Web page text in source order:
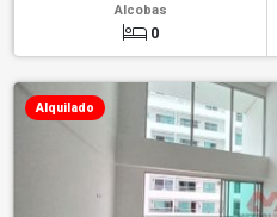
Alcobas
0
Alquilado